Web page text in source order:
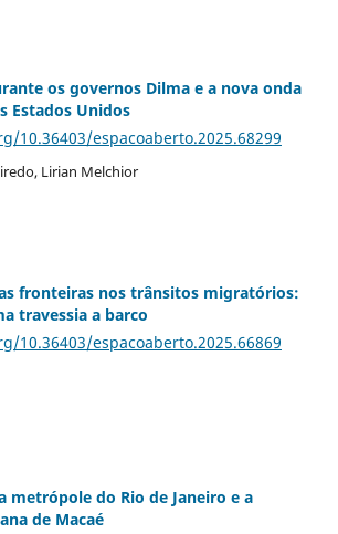
os governos Dilma e a nova onda
Estados Unidos
10.36403/espacoaberto.2025.68299
Lirian Melchior
fronteiras nos trânsitos migratórios:
travessia a barco
10.36403/espacoaberto.2025.66869
metrópole do Rio de Janeiro e a
de Macaé